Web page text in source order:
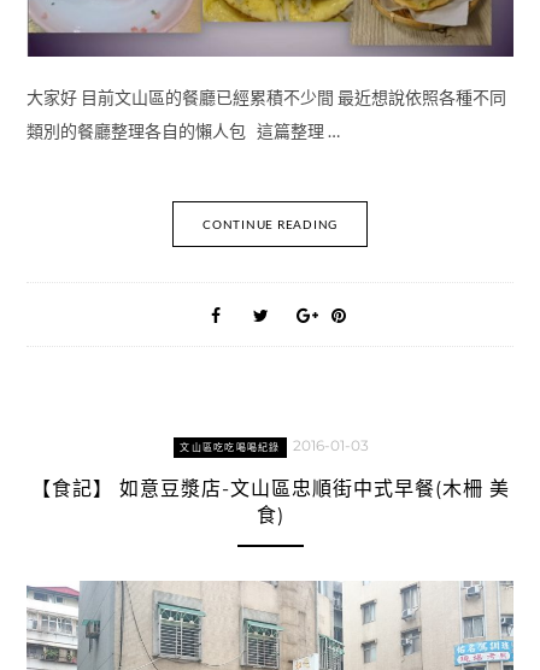
大家好 目前文山區的餐廳已經累積不少間 最近想說依照各種不同
類別的餐廳整理各自的懶人包 這篇整理 …
CONTINUE READING
文山區吃吃喝喝紀錄 2016-01-03
【食記】 如意豆漿店-文山區忠順街中式早餐(木柵 美
食)